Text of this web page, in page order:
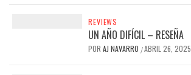
REVIEWS
UN AÑO DIFÍCIL – RESEÑA
POR AJ NAVARRO /ABRIL 26, 2025